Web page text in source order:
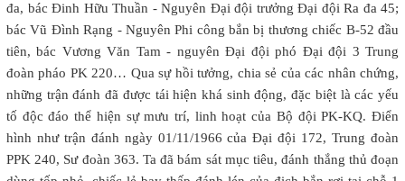
đa, bác Đinh Hữu Thuần - Nguyên Đại đội trưởng Đại đội Ra đa 45;
bác Vũ Đình Rạng - Nguyên Phi công bắn bị thương chiếc B-52 đầu
tiên, bác Vương Văn Tam - nguyên Đại đội phó Đại đội 3 Trung
đoàn pháo PK 220… Qua sự hồi tưởng, chia sẻ của các nhân chứng,
những trận đánh đã được tái hiện khá sinh động, đặc biệt là các yếu
tố độc đáo thể hiện sự mưu trí, linh hoạt của Bộ đội PK-KQ. Điển
hình như trận đánh ngày 01/11/1966 của Đại đội 172, Trung đoàn
PPK 240, Sư đoàn 363. Ta đã bám sát mục tiêu, đánh thắng thủ đoạn